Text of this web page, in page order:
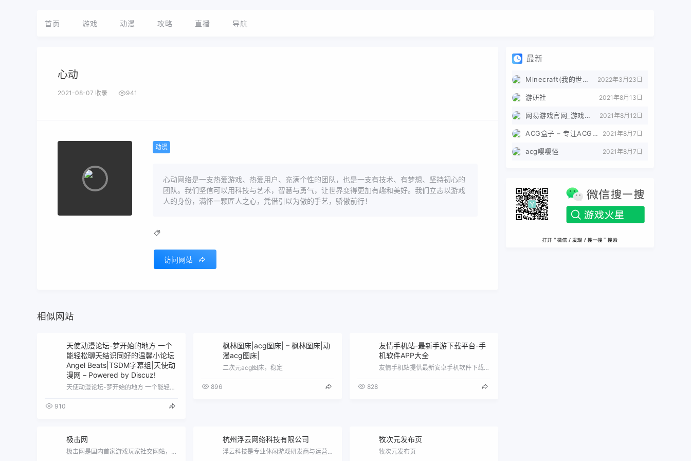
首页 游戏 动漫 攻略 直播 导航
心动
2021-08-07 收录 941
动漫
心动网络是一支热爱游戏、热爱用户、充满个性的团队，也是一支有技术、有梦想、坚持初心的
团队。我们坚信可以用科技与艺术，智慧与勇气，让世界变得更加有趣和美好。我们立志以游戏
人的身份，满怀一颗匠人之心，凭借引以为傲的手艺，骄傲前行！
访问网站
相似网站
天使动漫论坛-梦开始的地方 一个
能轻松聊天结识同好的温馨小论坛
Angel Beats|TSDM字幕组|天使动
漫网 – Powered by Discuz!
天使动漫论坛-梦开始的地方 一个能轻松聊天结识同好的温馨小论坛 Angel Beats|TSDM字幕组|天使动漫网 - Powere…
910
枫林图床|acg图床| – 枫林图床|动
漫acg图床|
二次元acg图床，稳定
896
友情手机站-最新手游下载平台-手
机软件APP大全
友情手机站提供最新安卓手机软件下载,苹果iPhone软件,软件特权福利,安卓手游下载,iOS官方游戏,是最安全可靠的手机软件和游戏下…
828
极击网
极击网是国内首家游戏玩家社交网站，轻松游戏，以玩交友
杭州浮云网络科技有限公司
浮云科技是专业休闲游戏研发商与运营商,提供三十余款自主研发的在线休闲手游游戏\uff0c例如\uff1a快乐电玩捕鱼、龙珠捕鱼、快乐…
牧次元发布页
牧次元发布页
最新
Minecraft(我的世界)苦力怕论坛 2022年3月23日
游研社 2021年8月13日
网易游戏官网_游戏热爱者 2021年8月12日
ACG盒子 – 专注ACG的导航盒子 2021年8月7日
acg嘤嘤怪 2021年8月7日